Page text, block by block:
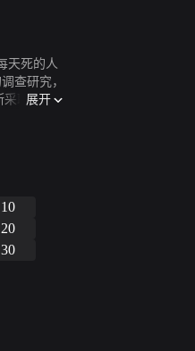
天死的人
查研究，
采取措施--
展开
10
20
30